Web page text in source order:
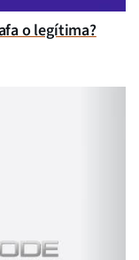
o legítima?